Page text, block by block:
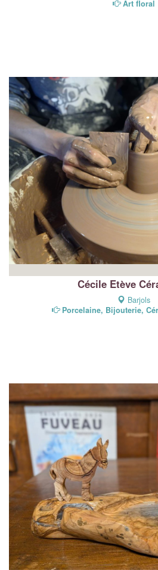
Art floral
Cécile Etève
Barjols
Porcelaine, Bijouterie,